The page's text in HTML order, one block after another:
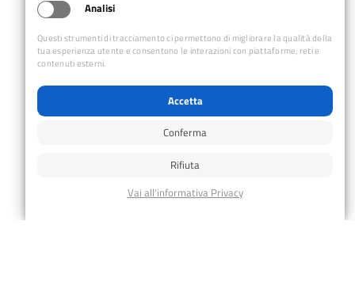
Vicepresidente Area Attività
Montagnaterapia Elio Campiutti
Segretaria Margherita Sirritiello
Dario Ellena, Dino Favretto, Monica
Festuccia, Fabio Pellegrino, Roberto Perolfi,
Gian Marco Simonini, Gabriele Zenaboni
Analisi
Questi strumenti di tracciamento ci permettono di migliorare la qualità della
tua esperienza utente e consentono le interazioni con piattaforme, reti e
contenuti esterni.
Accetta
Conferma
Rifiuta